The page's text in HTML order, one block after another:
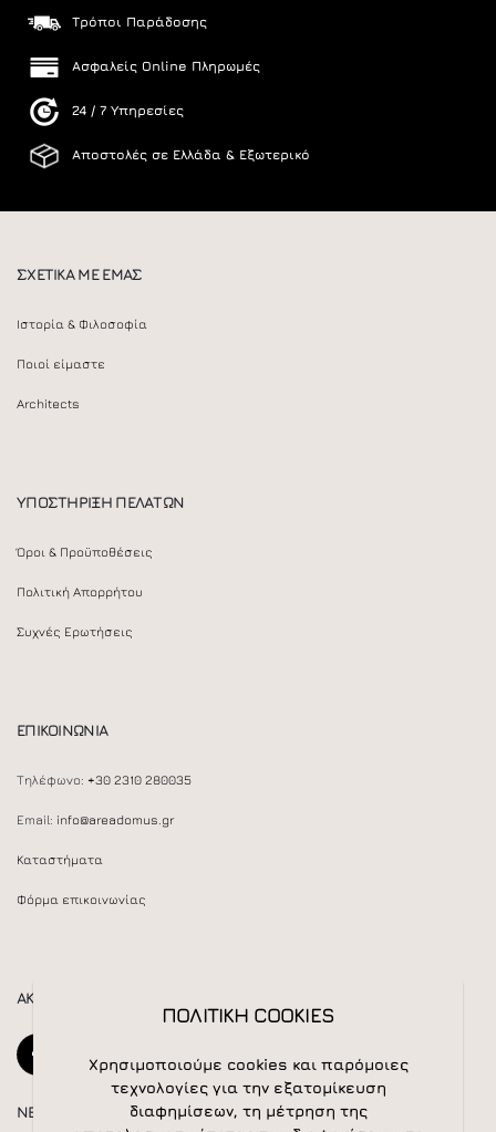
Τρόποι Παράδοσης
Ασφαλείς Online Πληρωμές
24 / 7 Υπηρεσίες
Αποστολές σε Ελλάδα & Εξωτερικό
ΣΧΕΤΙΚΑ ΜΕ ΕΜΑΣ
Ιστορία & Φιλοσοφία
Ποιοί είμαστε
Architects
ΥΠΟΣΤΗΡΙΞΗ ΠΕΛΑΤΩΝ
Όροι & Προϋποθέσεις
Πολιτική Απορρήτου
Συχνές Ερωτήσεις
ΕΠΙΚΟΙΝΩΝΙΑ
Τηλέφωνο: +30 2310 280035
Email: info@areadomus.gr
Καταστήματα
Φόρμα επικοινωνίας
ΑΚΟΛΟΥΘΕΙΣΤΕ ΜΑΣ
NEWSLETTER
ΠΟΛΙΤΙΚΗ COOKIES
Χρησιμοποιούμε cookies και παρόμοιες
τεχνολογίες για την εξατομίκευση
διαφημίσεων, τη μέτρηση της